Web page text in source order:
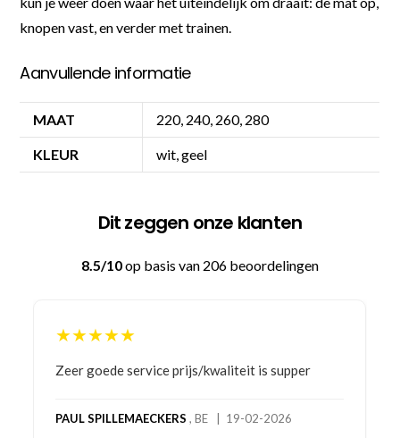
knopen vast, en verder met trainen.
Aanvullende informatie
MAAT 220, 240, 260, 280
KLEUR wit, geel
Dit zeggen onze klanten
8.5/10op basis van 206 beoordelingen
★★★★★
Bestelling gedaan vanwege goede prijzen en
bestelling al ontvangen met gifts, waardoor je